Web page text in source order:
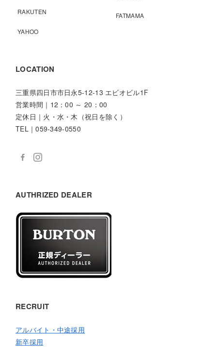
RAKUTEN
YAHOO
FATMAMA
LOCATION
三重県四日市市日永5-12-13 エビオビル1F
営業時間｜12：00 ～ 20：00
定休日｜火・水・木（祝日を除く）
TEL｜059-349-0550
AUTHRIZED DEALER
RECRUIT
アルバイト・中途採用
新卒採用